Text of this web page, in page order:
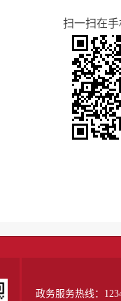
扫一扫在
政务服务热线：